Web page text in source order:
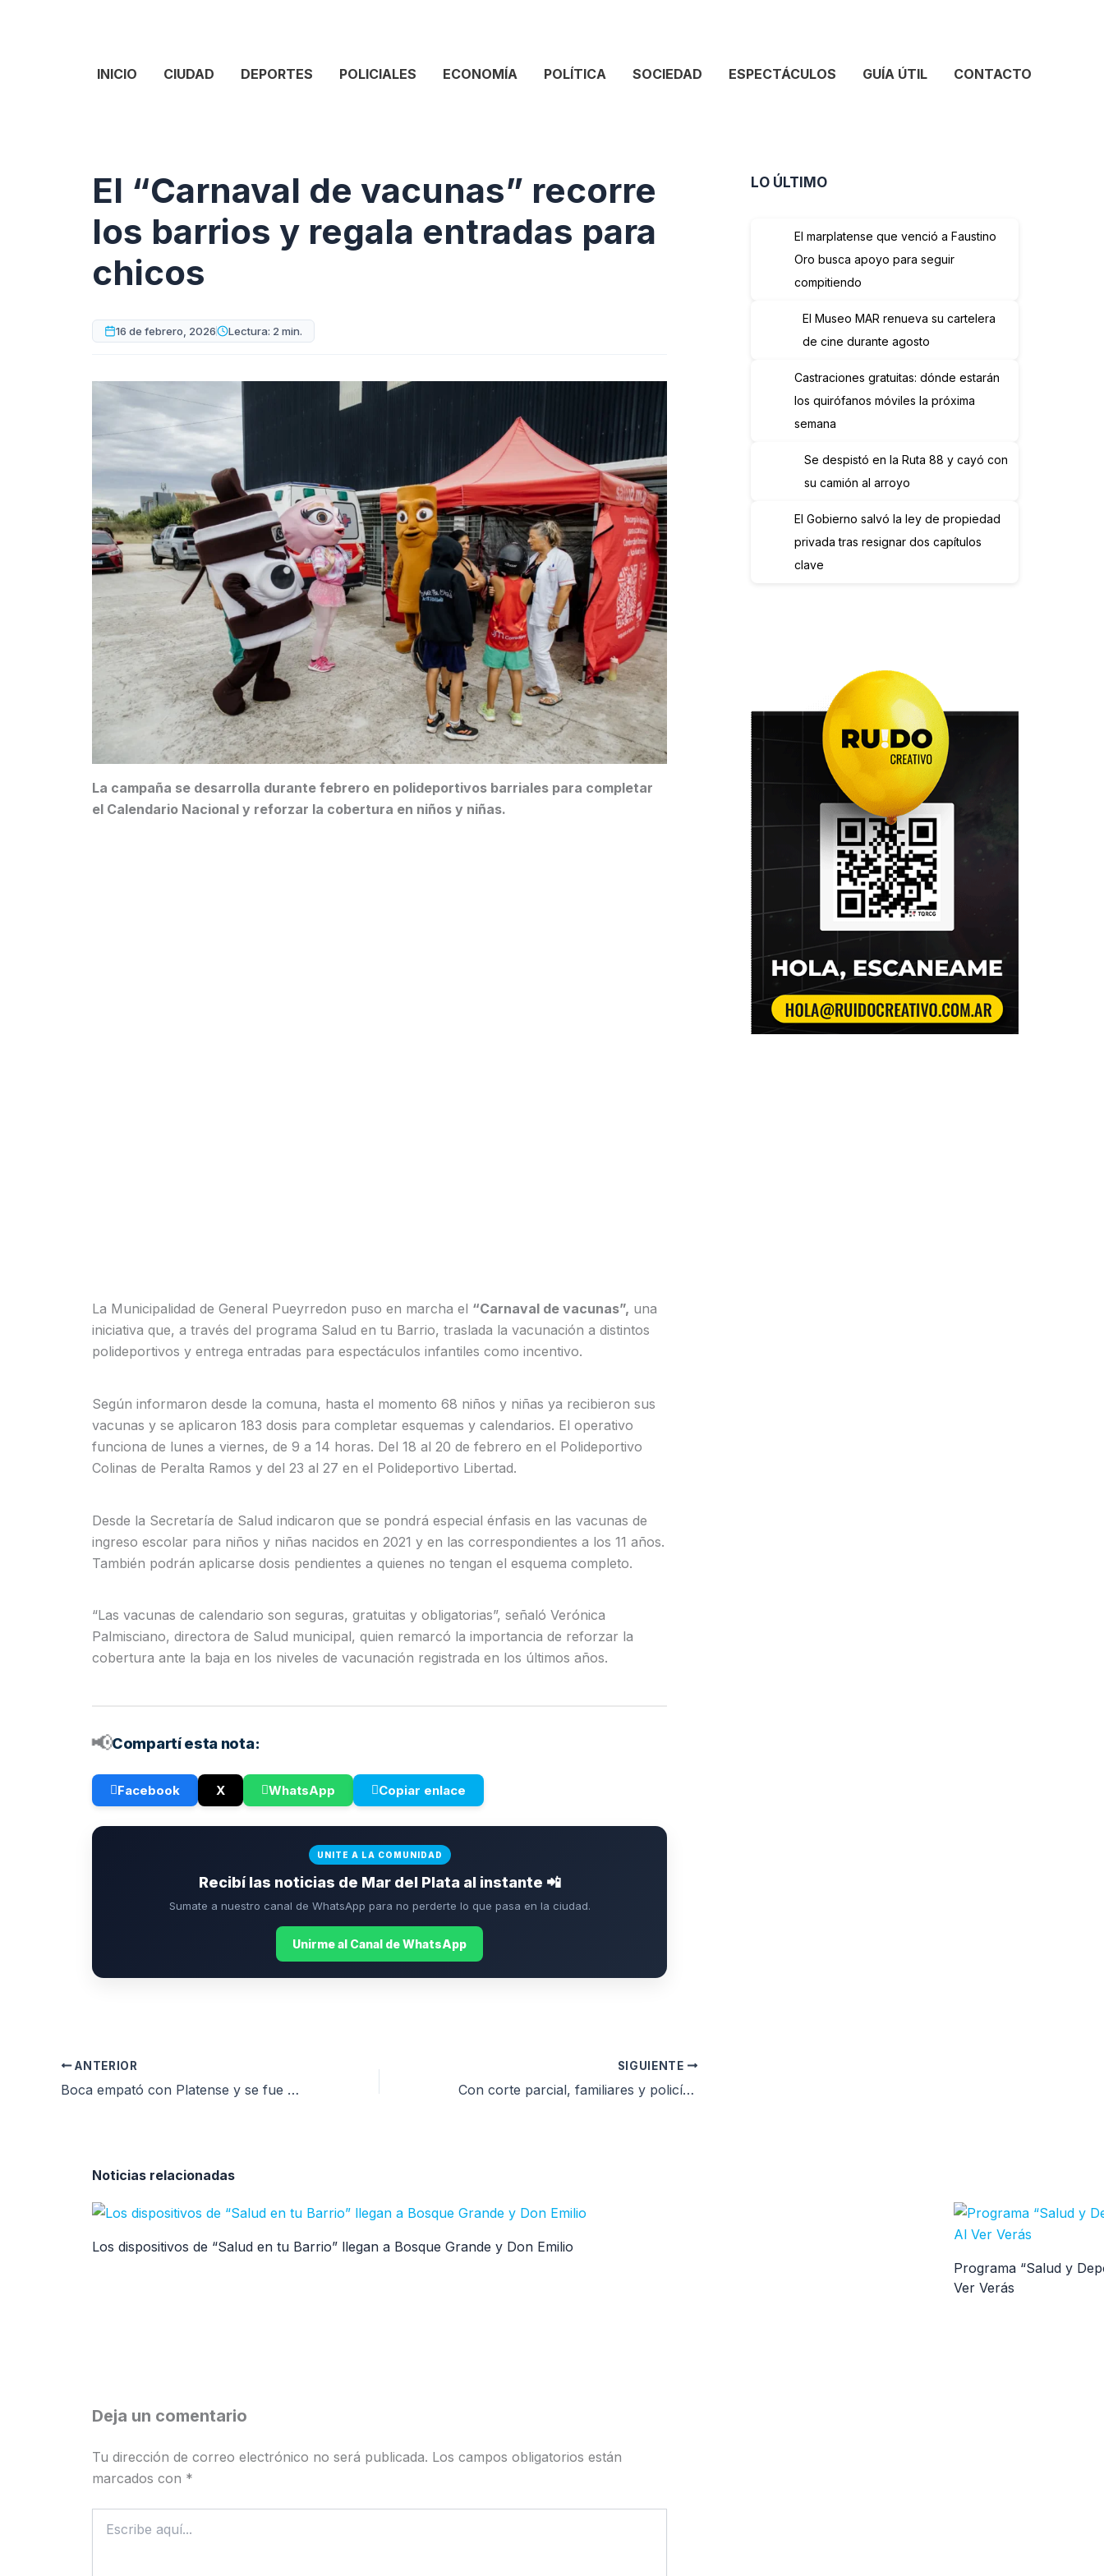
INICIO CIUDAD DEPORTES POLICIALES ECONOMÍA POLÍTICA SOCIEDAD ESPECTÁCULOS GUÍA ÚTIL CONTACTO
El “Carnaval de vacunas” recorre
los barrios y regala entradas para
chicos
16 de febrero, 2026 Lectura: 2 min.
La campaña se desarrolla durante febrero en polideportivos barriales para completar
el Calendario Nacional y reforzar la cobertura en niños y niñas.
La Municipalidad de General Pueyrredon puso en marcha el “Carnaval de vacunas”, una
iniciativa que, a través del programa Salud en tu Barrio, traslada la vacunación a distintos
polideportivos y entrega entradas para espectáculos infantiles como incentivo.
Según informaron desde la comuna, hasta el momento 68 niños y niñas ya recibieron sus
vacunas y se aplicaron 183 dosis para completar esquemas y calendarios. El operativo
funciona de lunes a viernes, de 9 a 14 horas. Del 18 al 20 de febrero en el Polideportivo
Colinas de Peralta Ramos y del 23 al 27 en el Polideportivo Libertad.
Desde la Secretaría de Salud indicaron que se pondrá especial énfasis en las vacunas de
ingreso escolar para niños y niñas nacidos en 2021 y en las correspondientes a los 11 años.
También podrán aplicarse dosis pendientes a quienes no tengan el esquema completo.
“Las vacunas de calendario son seguras, gratuitas y obligatorias”, señaló Verónica
Palmisciano, directora de Salud municipal, quien remarcó la importancia de reforzar la
cobertura ante la baja en los niveles de vacunación registrada en los últimos años.
📢Compartí esta nota:
Facebook X WhatsApp Copiar enlace
UNITE A LA COMUNIDAD
Recibí las noticias de Mar del Plata al instante 📲
Sumate a nuestro canal de WhatsApp para no perderte lo que pasa en la ciudad.
Unirme al Canal de WhatsApp
ANTERIOR
Boca empató con Platense y se fue silbado de La Bombonera
SIGUIENTE
Con corte parcial, familiares y policías retirados reclamaron subas salariales
Noticias relacionadas
Los dispositivos de “Salud en tu Barrio” llegan a Bosque Grande y Don Emilio
Programa “Salud y
Ver Verás
Deja un comentario
Tu dirección de correo electrónico no será publicada. Los campos obligatorios están
marcados con *
aquí...
LO ÚLTIMO
El marplatense que venció a Faustino
Oro busca apoyo para seguir
compitiendo
El Museo MAR renueva su cartelera
de cine durante agosto
Castraciones gratuitas: dónde estarán
los quirófanos móviles la próxima
semana
Se despistó en la Ruta 88 y cayó con
su camión al arroyo
El Gobierno salvó la ley de propiedad
privada tras resignar dos capítulos
clave